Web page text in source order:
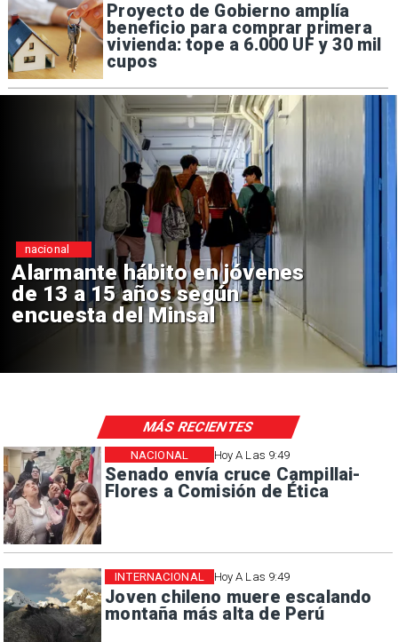
Proyecto de Gobierno amplía
beneficio para comprar primera
vivienda: tope a 6.000 UF y 30 mil
cupos
Alarmante hábito en jóvenes
de 13 a 15 años según
encuesta del Minsal
nacional
Hoy A Las 9:49
Senado envía cruce Campillai-
Flores a Comisión de Ética
NACIONAL
Hoy A Las 9:49
Joven chileno muere escalando
montaña más alta de Perú
INTERNACIONAL
MÁS RECIENTES